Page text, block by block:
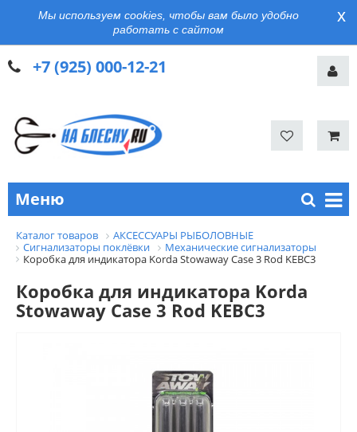
Мы используем cookies, чтобы вам было удобно
работать с сайтом
x
+7 (925) 000-12-21
Меню
Каталог товаров
АКСЕССУАРЫ РЫБОЛОВНЫЕ
Сигнализаторы поклёвки
Механические сигнализаторы
Коробка для индикатора Korda Stowaway Case 3 Rod KEBC3
Коробка для индикатора Korda
Stowaway Case 3 Rod KEBC3